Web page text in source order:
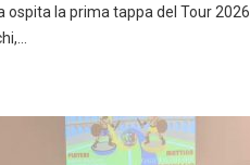
ospita la prima tappa del Tour 2026